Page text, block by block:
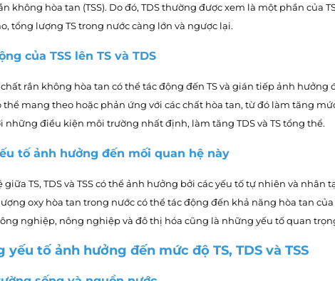
không hòa tan (TSS). Do đó, TDS thường được xem là một phần của
tổng lượng TS trong nước càng lớn và ngược lại.
của TSS lên TS và TDS
chất rắn không hòa tan có thể tác động đến TS và gián tiếp ảnh
thể mang theo hoặc phản ứng với các chất hòa tan, từ đó làm tăng
những điều kiện môi trường nhất định, làm tăng TDS và TS tổng thể.
tố ảnh hưởng đến mối quan hệ này
giữa TS, TDS và TSS có thể ảnh hưởng bởi các yếu tố tự nhiên và
oxy hòa tan trong nước có thể tác động đến khả năng hòa tan của
nghiệp, nông nghiệp và đô thị hóa cũng là những yếu tố quan
yếu tố ảnh hưởng đến mức độ TS, TDS và TSS